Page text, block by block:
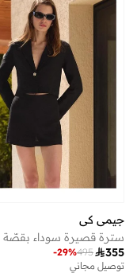
جيمي كي
355
495
-29%
توصيل مجاني